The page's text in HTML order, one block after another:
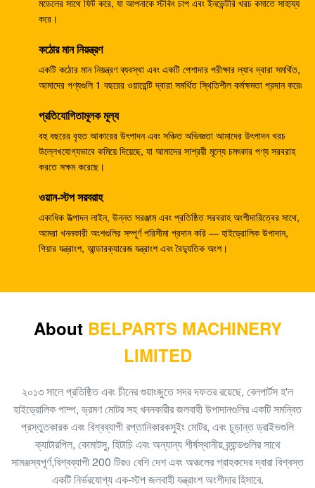
HPV55 এক্সক্যাভারের যন্ত্রাংশ PC120-3 PC120-5 গিয়ার পাম্প
পাইলট পাম্প 708-23-04014 কমাতসুর জন্য
ZX330-3 ZX330-5G ZX450 খনন নিয়ন্ত্রণ নিয়ন্ত্রণ ভালভ
4625137 YA00000734
5500
জেডএক্স 300 এর জন্য এইচপিভি 145 জি প্রেসার পাম্প নিয়ন্ত্রক
9195243
বেলপার্টস জেডএক্স 200 এইচপিভি0102 হাইড্রোলিক পাম্প নিয়ন্ত্রক
9181608
খননকারী E304CR সুইং মোটর অ্যাসি E304 হাইড্রোলিক সুইং হ্রাস
হ্রাস অ্যাসি
550 কেজি ইসি 460 হাইড্রোলিক কন্ট্রোল ভালভ অ্যাসেম্বলি
9122781
হিটাচি খননকারী EX200 HPV116 রেগুলেটর স্পেয়ার পার্টস
19070528
K3V63DT হাইড্রোলিক পাম্প নিয়ন্ত্রক, E312 খননকারী জলবাহী পাম্প
করে।
কঠোর মান নিয়ন্ত্রণ
একটি কঠোর মান নিয়ন্ত্রণ ব্যবস্থা এবং একটি পেশাদার পরীক্ষার ল্যাব দ্বারা সমর্থিত,
আমাদের পণ্যগুলি 1 বছরের ওয়ারেন্টি দ্বারা সমর্থিত স্থিতিশীল কর্মক্ষমতা প্রদান করে৷
প্রতিযোগিতামূলক মূল্য
বহু বছরের বৃহত আকারের উৎপাদন এবং সঞ্চিত অভিজ্ঞতা আমাদের উৎপাদন খরচ
উল্লেখযোগ্যভাবে কমিয়ে দিয়েছে, যা আমাদের সাশ্রয়ী মূল্যে চমৎকার পণ্য সরবরাহ
করতে সক্ষম করেছে।
ওয়ান-স্টপ সরবরাহ
একাধিক উত্পাদন লাইন, উন্নত সরঞ্জাম এবং প্রতিষ্ঠিত সরবরাহ অংশীদারিত্বের সাথে,
আমরা খননকারী অংশগুলির সম্পূর্ণ পরিসীমা প্রদান করি — হাইড্রোলিক উপাদান,
গিয়ার যন্ত্রাংশ, আন্ডারক্যারেজ যন্ত্রাংশ এবং বৈদ্যুতিক অংশ।
About BELPARTS MACHINERY
LIMITED
২০১৩ সালে প্রতিষ্ঠিত এবং চীনের গুয়াংজুতে সদর দফতর রয়েছে, বেলপার্টস হ'ল
হাইড্রোলিক পাম্প, ভ্রমণ মোটর সহ খননকারীর জলবাহী উপাদানগুলির একটি সমন্বিত
প্রস্তুতকারক এবং বিশ্বব্যাপী রপ্তানিকারকসুইং মোটর, এবং চূড়ান্ত ড্রাইভগুলি
ক্যাটারপিল, কোমাটসু, হিটাচি এবং অন্যান্য শীর্ষস্থানীয় ব্র্যান্ডগুলির সাথে
সামঞ্জস্যপূর্ণ,বিশ্বব্যাপী 200 টিরও বেশি দেশ এবং অঞ্চলের গ্রাহকদের দ্বারা বিশ্বস্ত
একটি নির্ভরযোগ্য এক-স্টপ জলবাহী যন্ত্রাংশ অংশীদার হিসাবে.